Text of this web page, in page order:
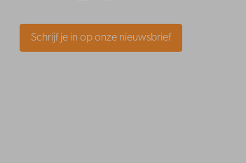
Schrijf je in op onze nieuwsbrief